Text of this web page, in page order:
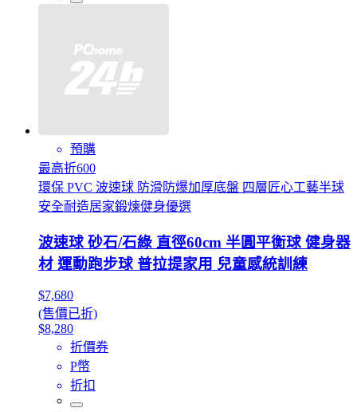
預購
最高折600
環保 PVC 波速球 防滑防爆加厚底盤 四層匠心工藝半球
安全耐造居家鍛煉健身優選
波速球 砂石/石綠 直徑60cm 半圓平衡球 健身器
材 運動跑步球 普拉提家用 兒童感統訓練
$7,680
(售價已折)
$8,280
折價券
P幣
折扣